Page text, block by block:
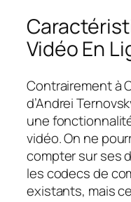
Vidéo En
Contrairement à
d’Andrei
une
vidéo. On ne
compter sur ses
les codecs de
existants, mais